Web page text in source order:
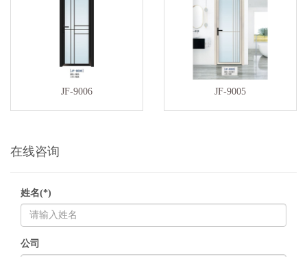
JF-9006 JF-9005
在线咨询
姓名(*)
公司